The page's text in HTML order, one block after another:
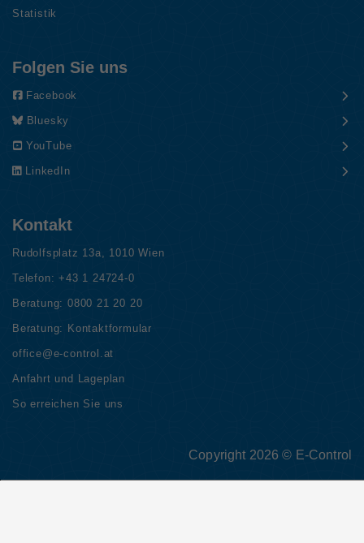
Statistik
Folgen Sie uns
Facebook
Bluesky
YouTube
LinkedIn
Kontakt
Rudolfsplatz 13a, 1010 Wien
Telefon:+43 1 24724-0
Beratung: 0800 21 20 20
Beratung: Kontaktformular
office@e-control.at
Anfahrt und Lageplan
So erreichen Sie uns
Copyright 2026 © E-Control